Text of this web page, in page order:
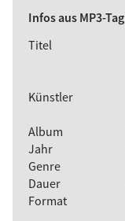
Infos aus MP3-Tag
Titel
Künstler
Album
Jahr
Genre
Dauer
Format